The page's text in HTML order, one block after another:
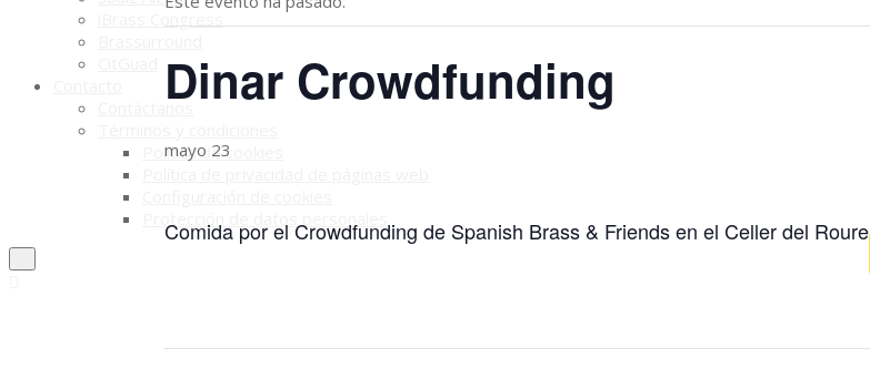
Política de cookies
Dinar Crowdfunding
mayo 23
Comida por el Crowdfunding de Spanish Brass & Friends en el Celler del Roure